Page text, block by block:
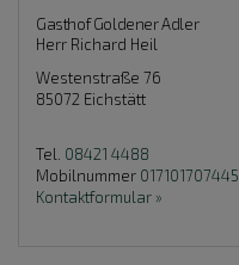
Gasthof Goldener Adler
Herr Richard Heil
Westenstraße 76
85072 Eichstätt
Tel. 08421 4488
Mobilnummer 017101707445
Kontaktformular »